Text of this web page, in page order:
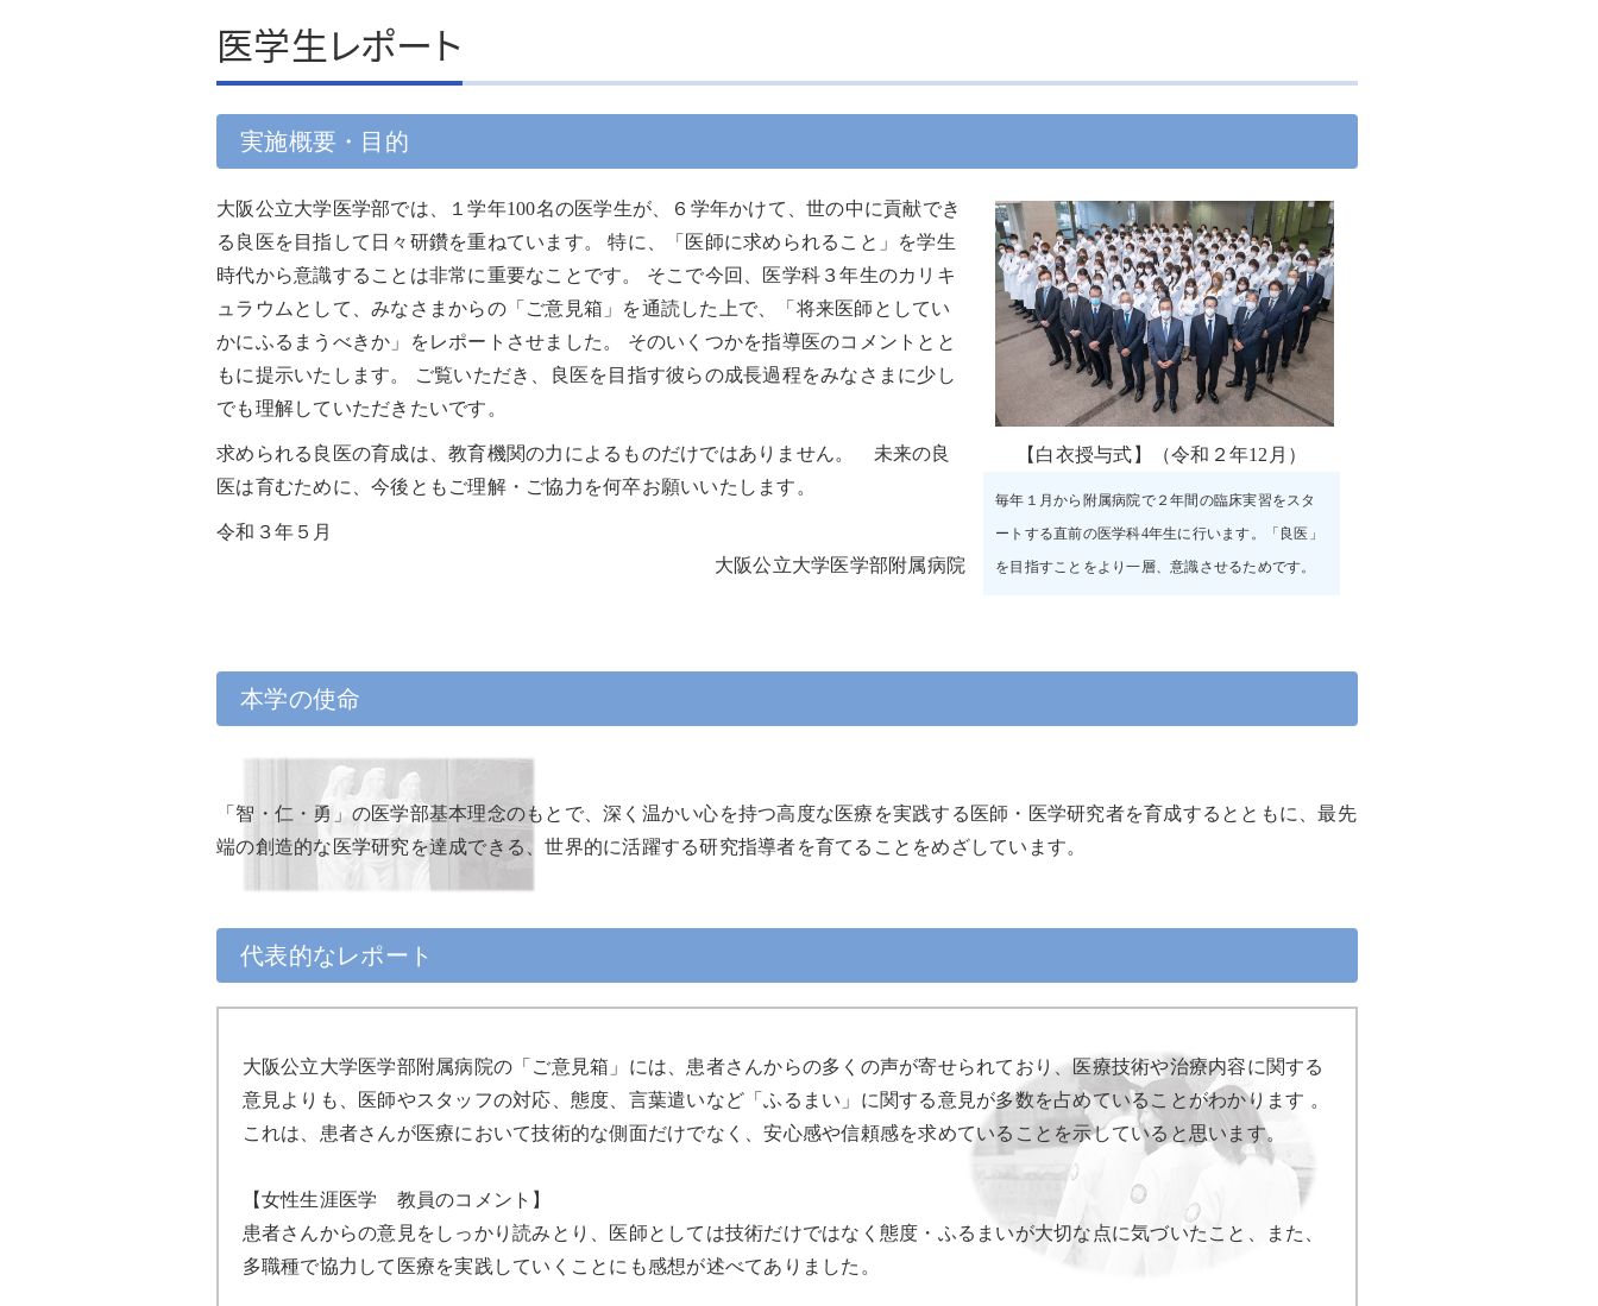
広報・パンフレット
患者さんへの情報公開
面会のご案内
フロアマップ
コンビニエンスストア・美
容室・カフェ等
人間ドックについて（先端
MedCity21）
交通アクセス
公大病院アプリについて
特定行為と包括同意につい
輸血を拒否される方へ
ついて
治験・研究支援職員
医学生レポート
実施概要・目的
【白衣授与式】（令和２年12月）
毎年１月から附属病院で２年間の臨床実習をスタ
ートする直前の医学科4年生に行います。「良医」
を目指すことをより一層、意識させるためです。
大阪公立大学医学部では、１学年100名の医学生が、６学年かけて、世の中に貢献でき
る良医を目指して日々研鑽を重ねています。 特に、「医師に求められること」を学生
時代から意識することは非常に重要なことです。 そこで今回、医学科３年生のカリキ
ュラウムとして、みなさまからの「ご意見箱」を通読した上で、「将来医師としてい
かにふるまうべきか」をレポートさせました。 そのいくつかを指導医のコメントとと
もに提示いたします。 ご覧いただき、良医を目指す彼らの成長過程をみなさまに少し
でも理解していただきたいです。
求められる良医の育成は、教育機関の力によるものだけではありません。 未来の良
医は育むために、今後ともご理解・ご協力を何卒お願いいたします。
令和３年５月
大阪公立大学医学部附属病院
本学の使命
「智・仁・勇」の医学部基本理念のもとで、深く温かい心を持つ高度な医療を実践する医師・医学研究者を育成するとともに、最先
端の創造的な医学研究を達成できる、世界的に活躍する研究指導者を育てることをめざしています。
代表的なレポート
大阪公立大学医学部附属病院の「ご意見箱」には、患者さんからの多くの声が寄せられており、医療技術や治療内容に関する
意見よりも、医師やスタッフの対応、態度、言葉遣いなど「ふるまい」に関する意見が多数を占めていることがわかります 。
これは、患者さんが医療において技術的な側面だけでなく、安心感や信頼感を求めていることを示していると思います。
【女性生涯医学 教員のコメント】
患者さんからの意見をしっかり読みとり、医師としては技術だけではなく態度・ふるまいが大切な点に気づいたこと、また、
多職種で協力して医療を実践していくことにも感想が述べてありました。